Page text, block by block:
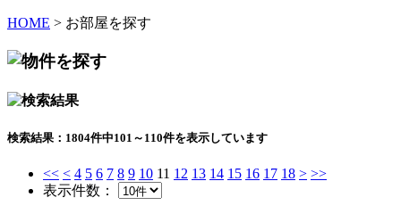
HOME > お部屋を探す
検索結果：1804件中101～110件を表示しています
<< < 4 5 6 7 8 9 10 11 12 13 14 15 16 17 18 > >>
表示件数：